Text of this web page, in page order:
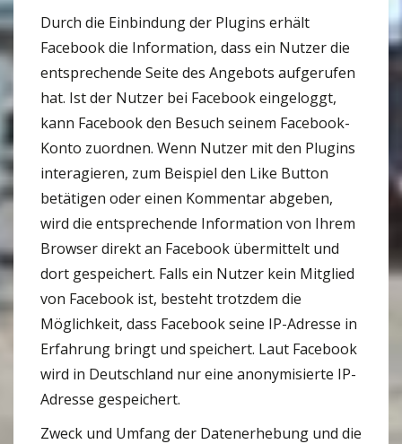
Durch die Einbindung der Plugins erhält
Facebook die Information, dass ein Nutzer die
entsprechende Seite des Angebots aufgerufen
hat. Ist der Nutzer bei Facebook eingeloggt,
kann Facebook den Besuch seinem Facebook-
Konto zuordnen. Wenn Nutzer mit den Plugins
interagieren, zum Beispiel den Like Button
betätigen oder einen Kommentar abgeben,
wird die entsprechende Information von Ihrem
Browser direkt an Facebook übermittelt und
dort gespeichert. Falls ein Nutzer kein Mitglied
von Facebook ist, besteht trotzdem die
Möglichkeit, dass Facebook seine IP-Adresse in
Erfahrung bringt und speichert. Laut Facebook
wird in Deutschland nur eine anonymisierte IP-
Adresse gespeichert.
Zweck und Umfang der Datenerhebung und die